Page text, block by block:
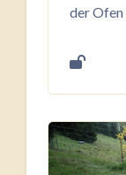
der